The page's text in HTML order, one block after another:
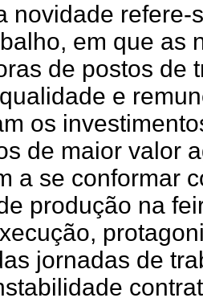
novidade
em que as
de postos de
e
os
de maior valor
a se conformar
produção na
jornadas de